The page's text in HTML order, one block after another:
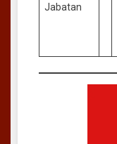
Jabatan